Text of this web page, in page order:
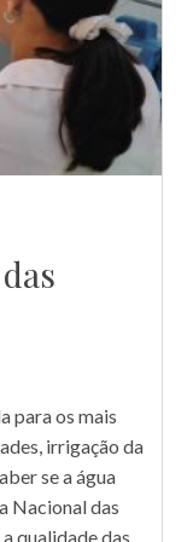
para os mais
irrigação da
se a água
Nacional das
qualidade das